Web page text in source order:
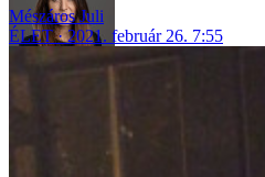
Mészáros Juli
ÉLET
2021. február 26. 7:55